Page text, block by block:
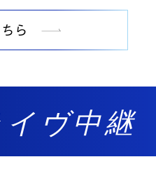
ら
ヴ中継​​